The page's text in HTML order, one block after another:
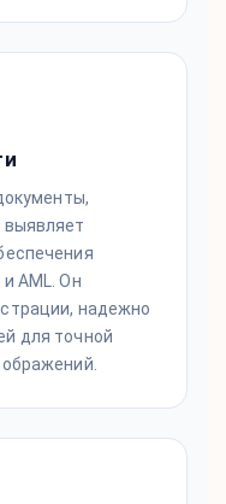
AML. Он
надежно
для точной